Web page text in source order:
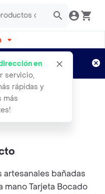
en
servicio,
rápidas y
más
Aplican TyC
artesanales bañadas
Tarjeta Bocado